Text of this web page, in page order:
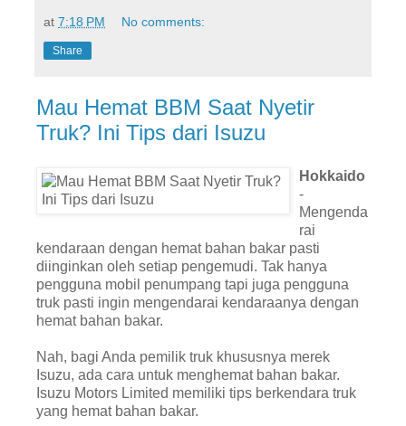
at 7:18 PM No comments:
Share
Mau Hemat BBM Saat Nyetir
Truk? Ini Tips dari Isuzu
Hokkaido
-
Mengenda
rai
kendaraan dengan hemat bahan bakar pasti
diinginkan oleh setiap pengemudi. Tak hanya
pengguna mobil penumpang tapi juga pengguna
truk pasti ingin mengendarai kendaraanya dengan
hemat bahan bakar.
Nah, bagi Anda pemilik truk khususnya merek
Isuzu, ada cara untuk menghemat bahan bakar.
Isuzu Motors Limited memiliki tips berkendara truk
yang hemat bahan bakar.